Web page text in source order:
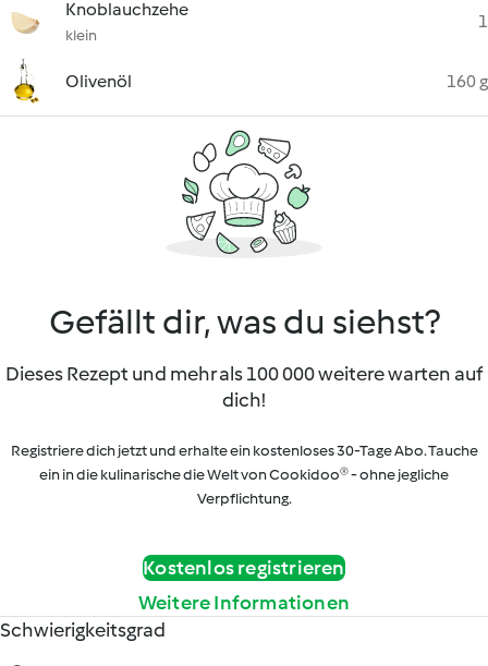
Knoblauchzehe
klein
1
Olivenöl 160 g
Gefällt dir, was du siehst?
Dieses Rezept und mehr als 100 000 weitere warten auf
dich!
Registriere dich jetzt und erhalte ein kostenloses 30-Tage Abo. Tauche
ein in die kulinarische die Welt von Cookidoo® - ohne jegliche
Verpflichtung.
Kostenlos registrieren
Weitere Informationen
Schwierigkeitsgrad